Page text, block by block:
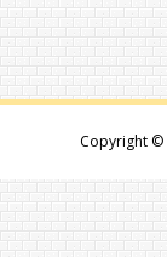
Copyright ©